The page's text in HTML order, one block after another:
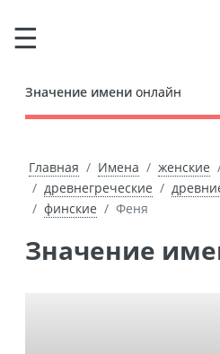
Значение имени онлайн
Главная Имена женские
древнегреческие
финские
Феня
Значение